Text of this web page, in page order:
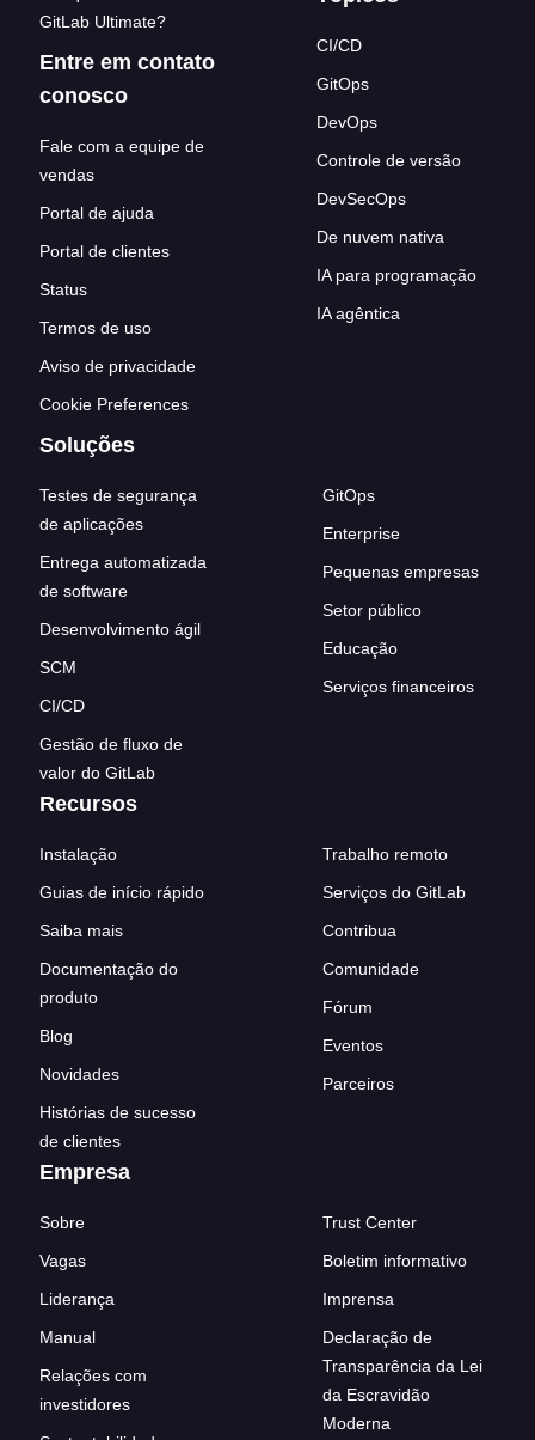
GitLab Ultimate?
Entre em contato
conosco
Fale com a equipe de
vendas
Portal de ajuda
Portal de clientes
Status
Termos de uso
Aviso de privacidade
Cookie Preferences
CI/CD
GitOps
DevOps
Controle de versão
DevSecOps
De nuvem nativa
IA para programação
IA agêntica
Soluções
Testes de segurança
de aplicações
Entrega automatizada
de software
Desenvolvimento ágil
SCM
CI/CD
Gestão de fluxo de
valor do GitLab
GitOps
Enterprise
Pequenas empresas
Setor público
Educação
Serviços financeiros
Recursos
Instalação
Guias de início rápido
Saiba mais
Documentação do
produto
Blog
Novidades
Histórias de sucesso
de clientes
Trabalho remoto
Serviços do GitLab
Contribua
Comunidade
Fórum
Eventos
Parceiros
Empresa
Sobre
Vagas
Liderança
Manual
Relações com
investidores
Trust Center
Boletim informativo
Imprensa
Declaração de
Transparência da Lei
da Escravidão
Moderna